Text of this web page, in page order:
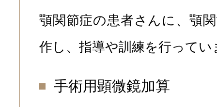
顎関節症の患者さんに、顎
作し、指導や訓練を行ってい
手術用顕微鏡加算